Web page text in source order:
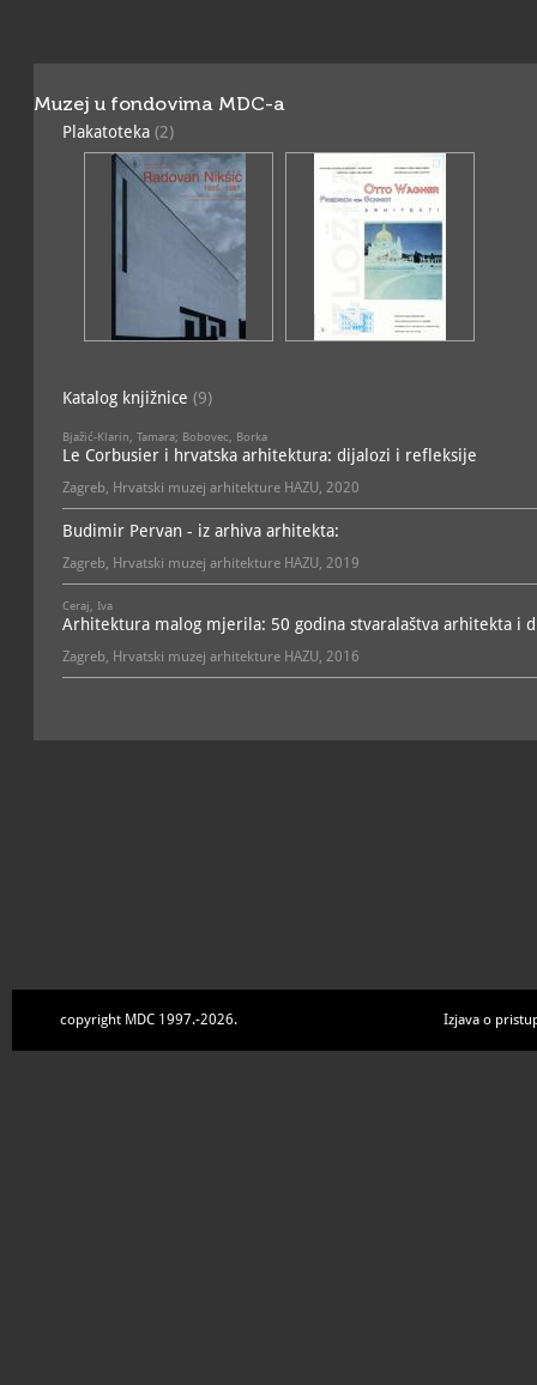
Muzej u fondovima MDC-a
Plakatoteka (2)
Katalog knjižnice (9)
Bjažić-Klarin, Tamara; Bobovec, Borka
Le Corbusier i hrvatska arhitektura: dijalozi i refleksije
Zagreb, Hrvatski muzej arhitekture HAZU, 2020
Budimir Pervan - iz arhiva arhitekta:
Zagreb, Hrvatski muzej arhitekture HAZU, 2019
Ceraj, Iva
Arhitektura malog mjerila: 50 godina stvaralaštva arhitekta i
Zagreb, Hrvatski muzej arhitekture HAZU, 2016
copyright MDC 1997.-2026. Izjava o